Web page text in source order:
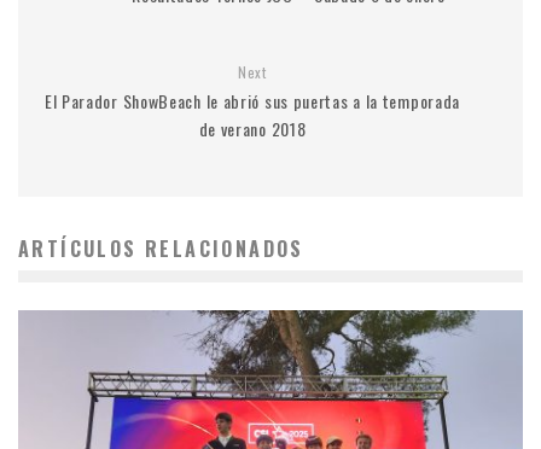
Next
El Parador ShowBeach le abrió sus puertas a la temporada
de verano 2018
ARTÍCULOS RELACIONADOS